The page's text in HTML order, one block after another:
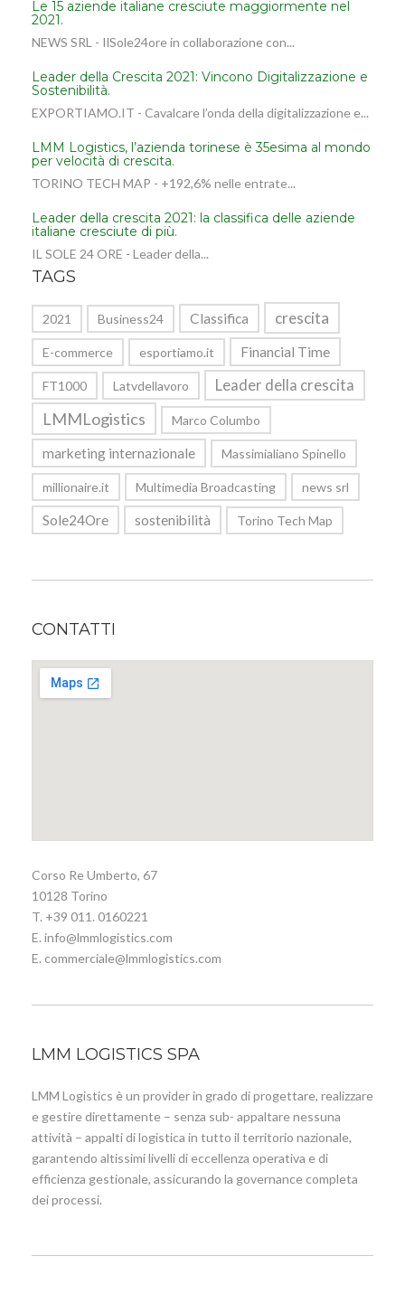
Le 15 aziende italiane cresciute maggiormente nel
2021.
NEWS SRL - IlSole24ore in collaborazione con...
Leader della Crescita 2021: Vincono Digitalizzazione e
Sostenibilità.
EXPORTIAMO.IT - Cavalcare l’onda della digitalizzazione e...
LMM Logistics, l’azienda torinese è 35esima al mondo
per velocità di crescita.
TORINO TECH MAP - +192,6% nelle entrate...
Leader della crescita 2021: la classifica delle aziende
italiane cresciute di più.
IL SOLE 24 ORE - Leader della...
TAGS
2021 Business24 Classifica crescita
E-commerce esportiamo.it Financial Time
FT1000 Latvdellavoro Leader della crescita
LMMLogistics Marco Columbo
marketing internazionale Massimialiano Spinello
millionaire.it Multimedia Broadcasting news srl
Sole24Ore sostenibilità Torino Tech Map
CONTATTI
Corso Re Umberto, 67
10128 Torino
T. +39 011. 0160221
E. info@lmmlogistics.com
E. commerciale@lmmlogistics.com
LMM LOGISTICS SPA
LMM Logistics è un provider in grado di progettare, realizzare
e gestire direttamente – senza sub- appaltare nessuna
attività – appalti di logistica in tutto il territorio nazionale,
garantendo altissimi livelli di eccellenza operativa e di
efficienza gestionale, assicurando la governance completa
dei processi.